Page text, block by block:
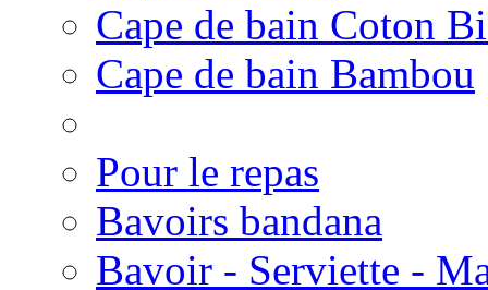
Cape de bain Coton
Cape de bain Bambou
Pour le repas
Bavoirs bandana
Bavoir - Serviette -